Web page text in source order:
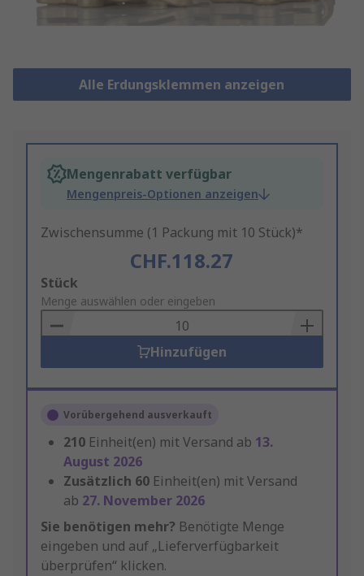
Alle Erdungsklemmen anzeigen
Mengenrabatt verfügbar
Mengenpreis-Optionen anzeigen
Zwischensumme (1 Packung mit 10 Stück)*
CHF.118.27
Add
to
Basket
Stück
Menge auswählen oder eingeben
Hinzufügen
Vorübergehend ausverkauft
210 Einheit(en) mit Versand ab 13.
August 2026
Zusätzlich 60 Einheit(en) mit Versand
ab 27. November 2026
Sie benötigen mehr? Benötigte Menge
eingeben und auf „Lieferverfügbarkeit
überprüfen“ klicken.